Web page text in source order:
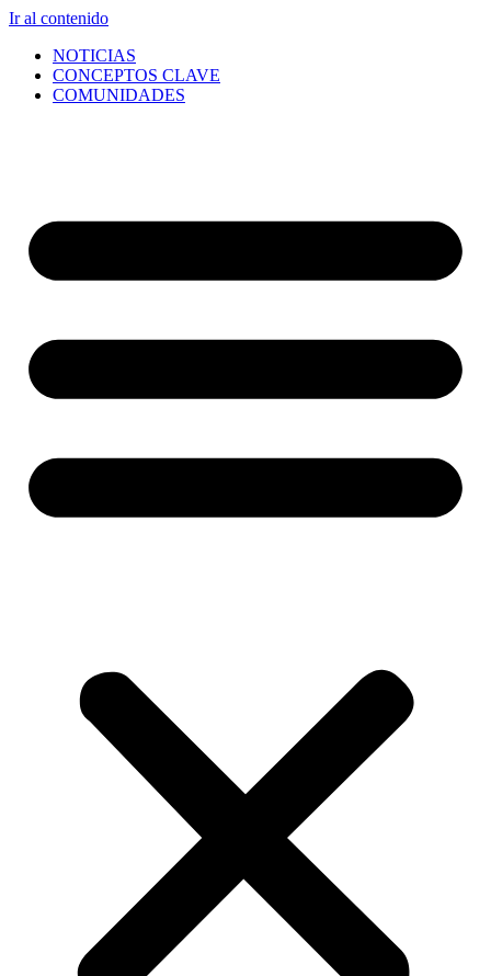
Ir al contenido
NOTICIAS
CONCEPTOS CLAVE
COMUNIDADES